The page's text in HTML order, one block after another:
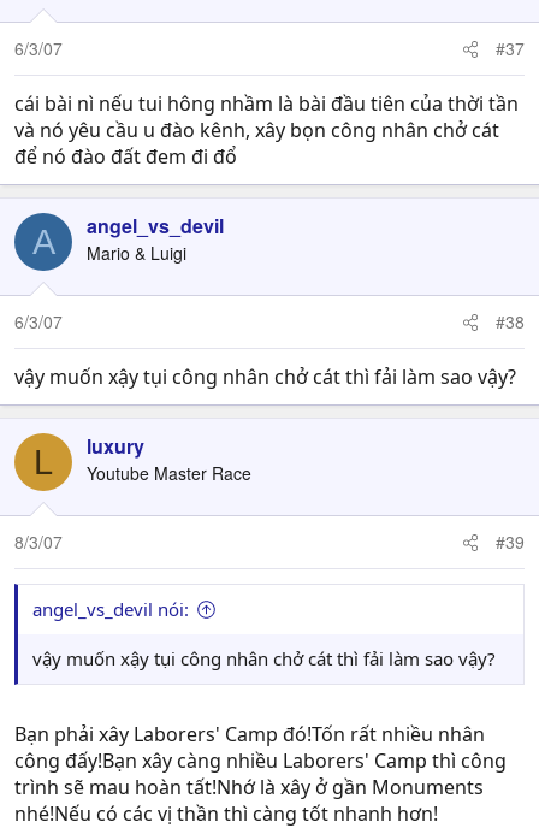
6/3/07 #37
cái bài nì nếu tui hông nhầm là bài đầu tiên của thời tần
và nó yêu cầu u đào kênh, xây bọn công nhân chở cát
để nó đào đất đem đi đổ
A angel_vs_devil
Mario & Luigi
6/3/07 #38
vậy muốn xậy tụi công nhân chở cát thì fải làm sao vậy?
L luxury
Youtube Master Race
8/3/07 #39
angel_vs_devil nói:
vậy muốn xậy tụi công nhân chở cát thì fải làm sao vậy?
Bạn phải xây Laborers' Camp đó!Tốn rất nhiều nhân
công đấy!Bạn xây càng nhiều Laborers' Camp thì công
trình sẽ mau hoàn tất!Nhớ là xây ở gần Monuments
nhé!Nếu có các vị thần thì càng tốt nhanh hơn!